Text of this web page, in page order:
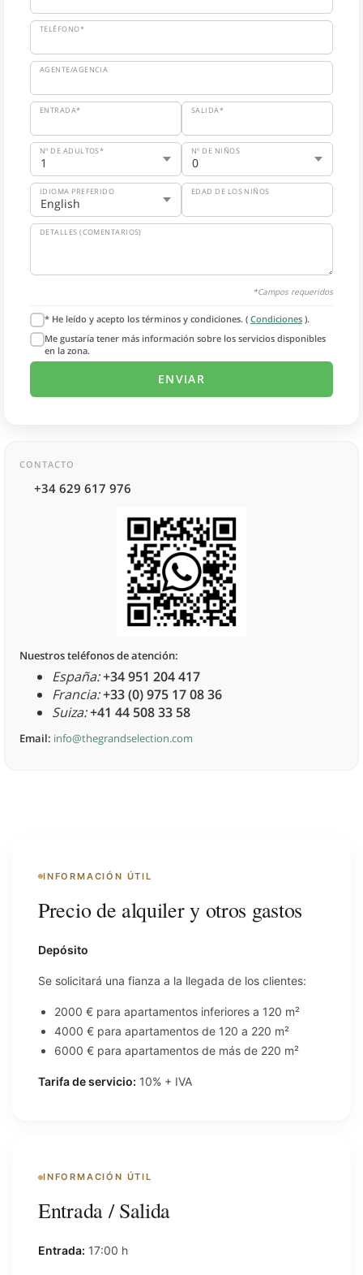
TELÉFONO*
AGENTE/AGENCIA
ENTRADA* SALIDA*
Nº DE ADULTOS* Nº DE NIÑOS
IDIOMA PREFERIDO EDAD DE LOS NIÑOS
DETALLES (COMENTARIOS)
*Campos requeridos
* He leído y acepto los términos y condiciones. ( Condiciones ).
Me gustaría tener más información sobre los servicios disponibles
en la zona.
CONTACTO
+34 629 617 976
Nuestros teléfonos de atención:
España:+34 951 204 417
Francia:+33 (0) 975 17 08 36
Suiza:+41 44 508 33 58
Email: info@thegrandselection.com
INFORMACIÓN ÚTIL
Precio de alquiler y otros gastos
Depósito
Se solicitará una fianza a la llegada de los clientes:
2000 € para apartamentos inferiores a 120 m²
4000 € para apartamentos de 120 a 220 m²
6000 € para apartamentos de más de 220 m²
Tarifa de servicio: 10% + IVA
INFORMACIÓN ÚTIL
Entrada / Salida
Entrada: 17:00 h